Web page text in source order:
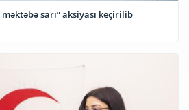
sarı” aksiyası keçirilib